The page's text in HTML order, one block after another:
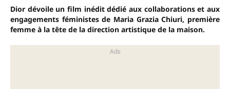
Dior dévoile un film inédit dédié aux collaborations et aux
engagements féministes de Maria Grazia Chiuri, première
femme à la tête de la direction artistique de la maison.